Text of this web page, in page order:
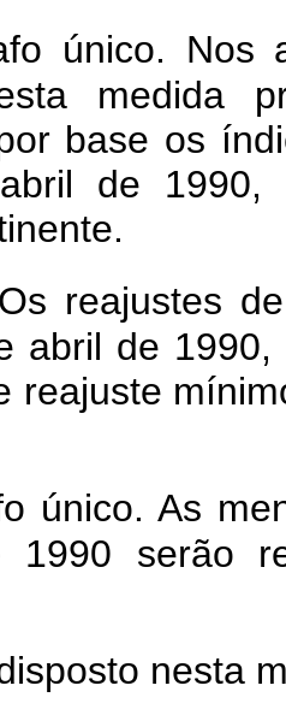
único. Nos
medida
base os
de 1990,
reajustes
abril de
reajuste
único. As
serão
nesta